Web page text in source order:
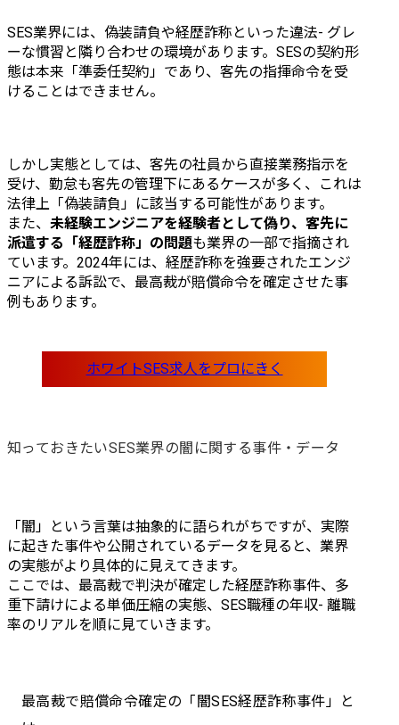
SES業界には、偽装請負や経歴詐称といった違法- グレ
ーな慣習と隣り合わせの環境があります。SESの契約形
態は本来「準委任契約」であり、客先の指揮命令を受
けることはできません。
しかし実態としては、客先の社員から直接業務指示を
受け、勤怠も客先の管理下にあるケースが多く、これは
法律上「偽装請負」に該当する可能性があります。
また、 未経験エンジニアを経験者として偽り、客先に
派遣する「経歴詐称」の問題も業界の一部で指摘され
ています。2024年には、経歴詐称を強要されたエンジ
ニアによる訴訟で、最高裁が賠償命令を確定させた事
例もあります。
知っておきたいSES業界の闇に関する事件・データ
「闇」という言葉は抽象的に語られがちですが、実際
に起きた事件や公開されているデータを見ると、業界
の実態がより具体的に見えてきます。
ここでは、最高裁で判決が確定した経歴詐称事件、多
重下請けによる単価圧縮の実態、SES職種の年収- 離職
率のリアルを順に見ていきます。
最高裁で賠償命令確定の「闇SES経歴詐称事件」と